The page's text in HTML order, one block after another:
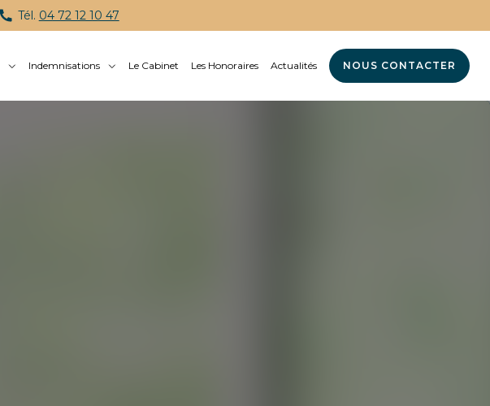
Tél. 04 72 12 10 47
Indemnisations Le Cabinet Les Honoraires Actualités NOUS CONTACTER